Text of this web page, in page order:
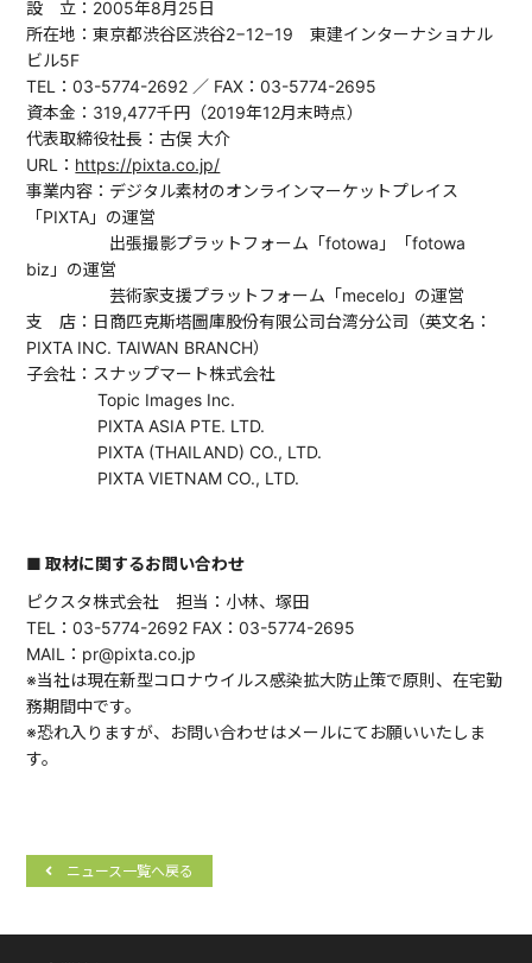
設 立：2005年8月25日
所在地：東京都渋谷区渋谷2−12−19 東建インターナショナル
ビル5F
TEL：03-5774-2692 ／ FAX：03-5774-2695
資本金：319,477千円（2019年12月末時点）
代表取締役社長：古俣 大介
URL： https://pixta.co.jp/
事業内容：デジタル素材のオンラインマーケットプレイス
「PIXTA」の運営
出張撮影プラットフォーム「fotowa」「fotowa
biz」の運営
芸術家支援プラットフォーム「mecelo」の運営
支 店：日商匹克斯塔圖庫股份有限公司台湾分公司（英文名：
PIXTA INC. TAIWAN BRANCH）
子会社：スナップマート株式会社
Topic Images Inc.
PIXTA ASIA PTE. LTD.
PIXTA (THAILAND) CO., LTD.
PIXTA VIETNAM CO., LTD.
■ 取材に関するお問い合わせ
ピクスタ株式会社 担当：小林、塚田
TEL：03-5774-2692 FAX：03-5774-2695
MAIL：pr@pixta.co.jp
※当社は現在新型コロナウイルス感染拡大防止策で原則、在宅勤
務期間中です。
※恐れ入りますが、お問い合わせはメールにてお願いいたしま
す。
ニュース一覧へ戻る